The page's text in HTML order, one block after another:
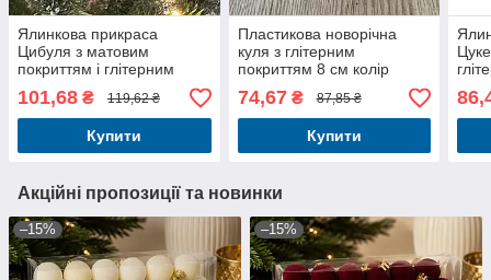
Ялинкова прикраса
Цибуля з матовим
покриттям і глітерним
декором 8см, колір -
червоний із золотом
101,68 ₴ 119,62 ₴
Купити
Пластикова новорічна
куля з глітерним
покриттям 8 см колір
рожевий
74,67₴ 87,85 ₴
Купити
Акційні пропозиції та новинки
–15% –15%